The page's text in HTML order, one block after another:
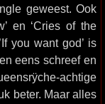
geweest. Ook
en ‘Cries of the
you want god’ is
eens schreef en
achtige
beter. Maar alles